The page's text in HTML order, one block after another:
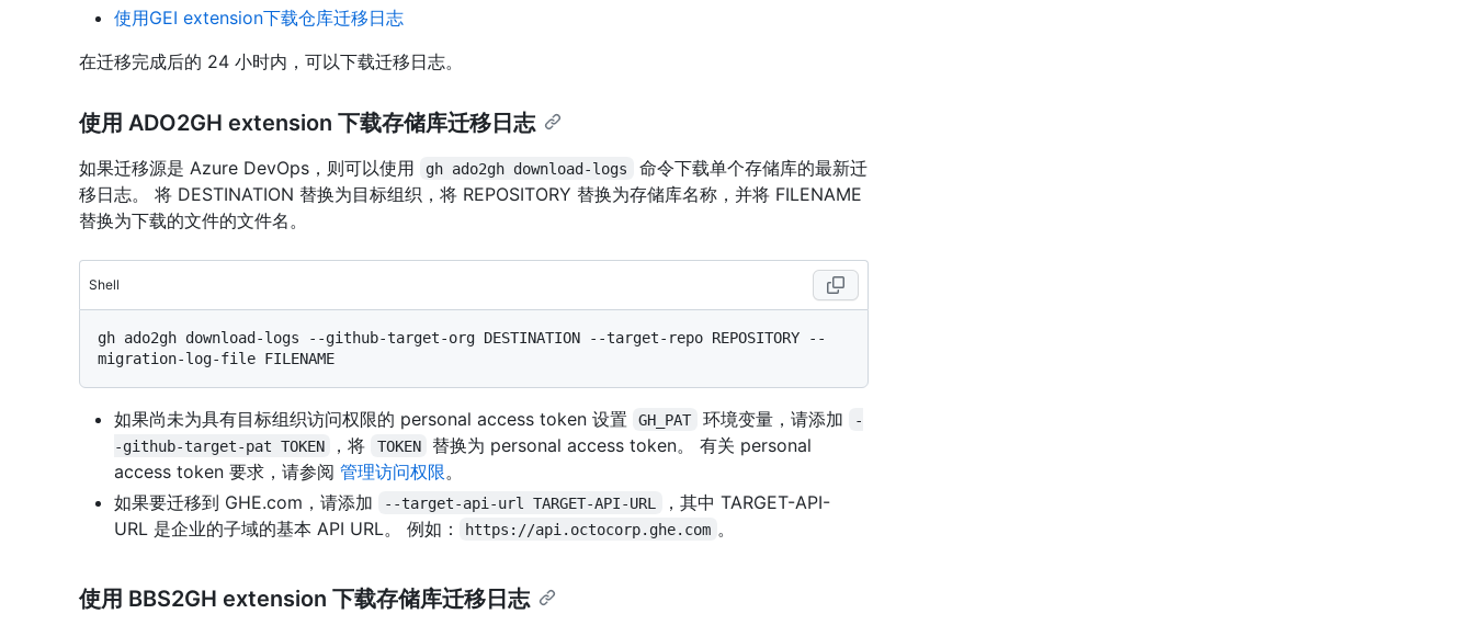
使用GEI extension下载仓库迁移日志
在迁移完成后的 24 小时内，可以下载迁移日志。
使用 ADO2GH extension 下载存储库迁移日志
如果迁移源是 Azure DevOps，则可以使用 gh ado2gh download-logs
命令下载单个存储库的最新迁
移日志。 将 DESTINATION 替换为目标组织，将 REPOSITORY 替换为存储库名称，并将 FILENAME
替换为下载的文件的文件名。
Shell
gh ado2gh download-logs --github-target-org DESTINATION --target-repo REPOSITORY --
如果尚未为具有目标组织访问权限的 personal access token 设置 GH_PAT 环境变量，请添加
-
-github-target-pat TOKEN
，将 TOKEN
替换为 personal access token。 有关 personal
access token 要求，请参阅 管理访问权限。
如果要迁移到 GHE.com，请添加
--target-api-url TARGET-API-URL
，其中 TARGET-API-
URL 是企业的子域的基本 API URL。 例如：
https://api.octocorp.ghe.com 。
使用 BBS2GH extension 下载存储库迁移日志